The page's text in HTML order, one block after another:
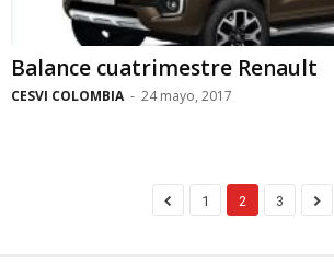
Balance cuatrimestre Renault
CESVI COLOMBIA - 24 mayo, 2017
1 2 3